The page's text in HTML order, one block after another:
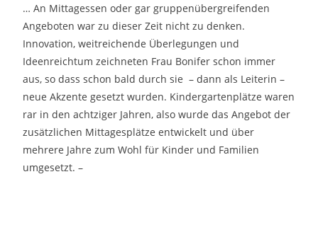
… An Mittagessen oder gar gruppenübergreifenden
Angeboten war zu dieser Zeit nicht zu denken.
Innovation, weitreichende Überlegungen und
Ideenreichtum zeichneten Frau Bonifer schon immer
aus, so dass schon bald durch sie – dann als Leiterin –
neue Akzente gesetzt wurden. Kindergartenplätze waren
rar in den achtziger Jahren, also wurde das Angebot der
zusätzlichen Mittagesplätze entwickelt und über
mehrere Jahre zum Wohl für Kinder und Familien
umgesetzt. –